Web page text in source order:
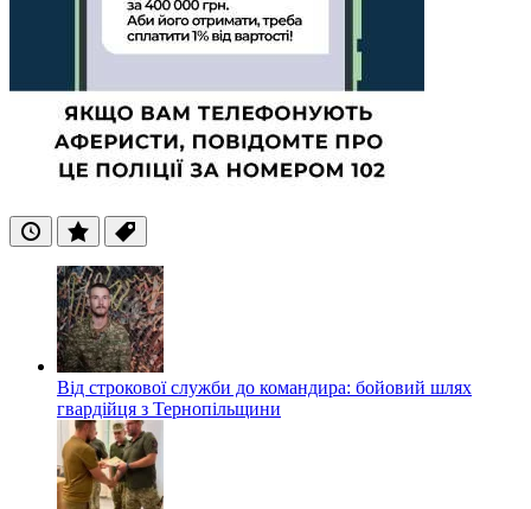
ОстанніПопулярні
Теги
Від строкової служби до командира: бойовий шлях
гвардійця з Тернопільщини